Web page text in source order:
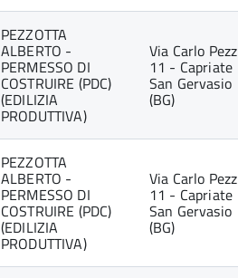
PEZZOTTA
ALBERTO -
PERMESSO DI
COSTRUIRE (PDC)
(EDILIZIA
PRODUTTIVA)
Via Carlo
11 - Capriate
San Gervasio
(BG)
PEZZOTTA
ALBERTO -
PERMESSO DI
COSTRUIRE (PDC)
(EDILIZIA
PRODUTTIVA)
Via Carlo
11 - Capriate
San Gervasio
(BG)